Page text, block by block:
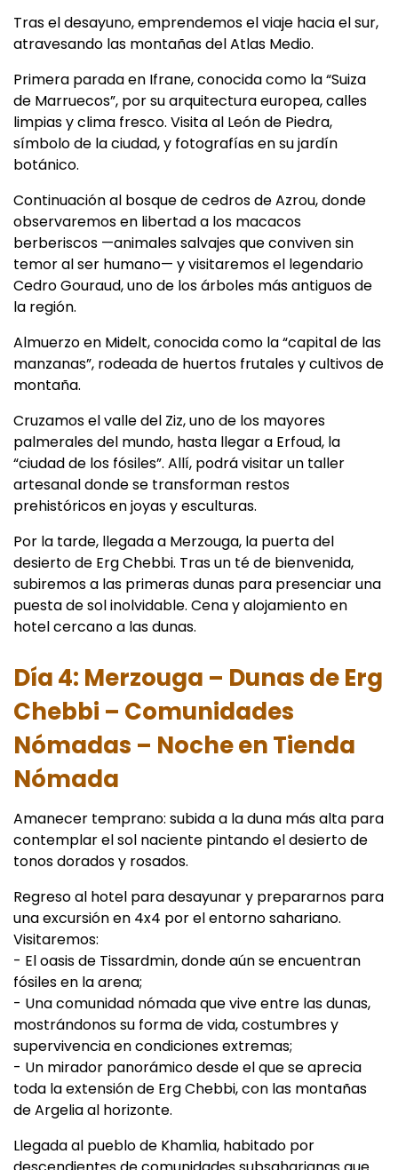
Tras el desayuno, emprendemos el viaje hacia el sur,
atravesando las montañas del Atlas Medio.
Primera parada en Ifrane, conocida como la “Suiza
de Marruecos”, por su arquitectura europea, calles
limpias y clima fresco. Visita al León de Piedra,
símbolo de la ciudad, y fotografías en su jardín
botánico.
Continuación al bosque de cedros de Azrou, donde
observaremos en libertad a los macacos
berberiscos —animales salvajes que conviven sin
temor al ser humano— y visitaremos el legendario
Cedro Gouraud, uno de los árboles más antiguos de
la región.
Almuerzo en Midelt, conocida como la “capital de las
manzanas”, rodeada de huertos frutales y cultivos de
montaña.
Cruzamos el valle del Ziz, uno de los mayores
palmerales del mundo, hasta llegar a Erfoud, la
“ciudad de los fósiles”. Allí, podrá visitar un taller
artesanal donde se transforman restos
prehistóricos en joyas y esculturas.
Por la tarde, llegada a Merzouga, la puerta del
desierto de Erg Chebbi. Tras un té de bienvenida,
subiremos a las primeras dunas para presenciar una
puesta de sol inolvidable. Cena y alojamiento en
hotel cercano a las dunas.
Día 4: Merzouga – Dunas de Erg
Chebbi – Comunidades
Nómadas – Noche en Tienda
Nómada
Amanecer temprano: subida a la duna más alta para
contemplar el sol naciente pintando el desierto de
tonos dorados y rosados.
Regreso al hotel para desayunar y prepararnos para
una excursión en 4x4 por el entorno sahariano.
Visitaremos:
- El oasis de Tissardmin, donde aún se encuentran
fósiles en la arena;
- Una comunidad nómada que vive entre las dunas,
mostrándonos su forma de vida, costumbres y
supervivencia en condiciones extremas;
- Un mirador panorámico desde el que se aprecia
toda la extensión de Erg Chebbi, con las montañas
de Argelia al horizonte.
Llegada al pueblo de Khamlia, habitado por